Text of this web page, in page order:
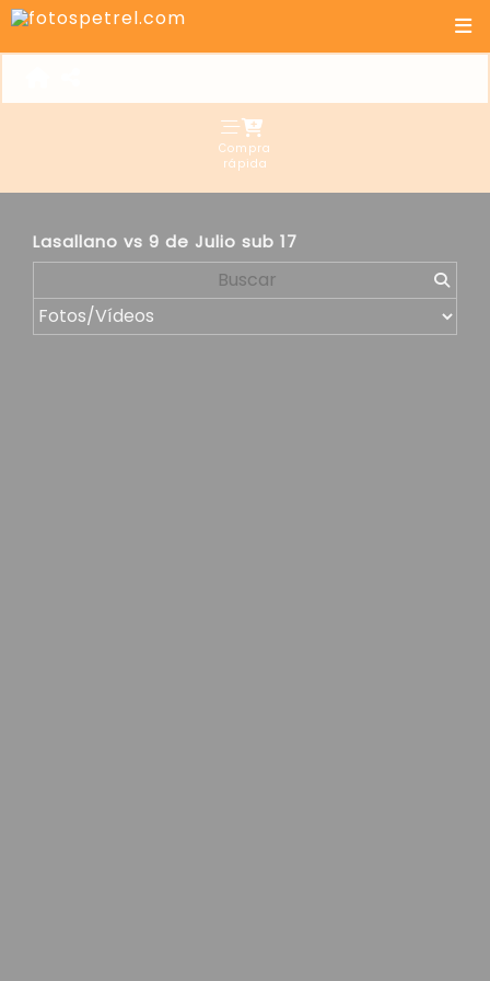
Compra
rápida
Lasallano vs 9 de Julio sub 17